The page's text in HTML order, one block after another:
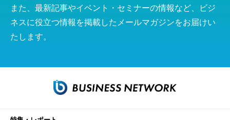
また、最新記事やイベント・セミナーの情報など、ビジ
ネスに役立つ情報を掲載したメールマガジンをお届けい
たします。